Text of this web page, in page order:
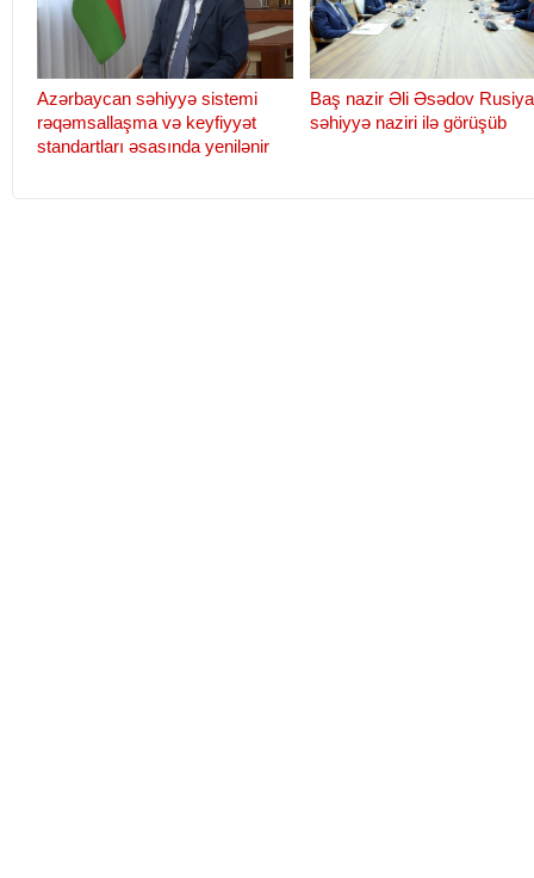
Azərbaycan səhiyyə sistemi
rəqəmsallaşma və keyfiyyət
standartları əsasında yenilənir
Baş nazir Əli Əsədov
səhiyyə naziri ilə görüşüb